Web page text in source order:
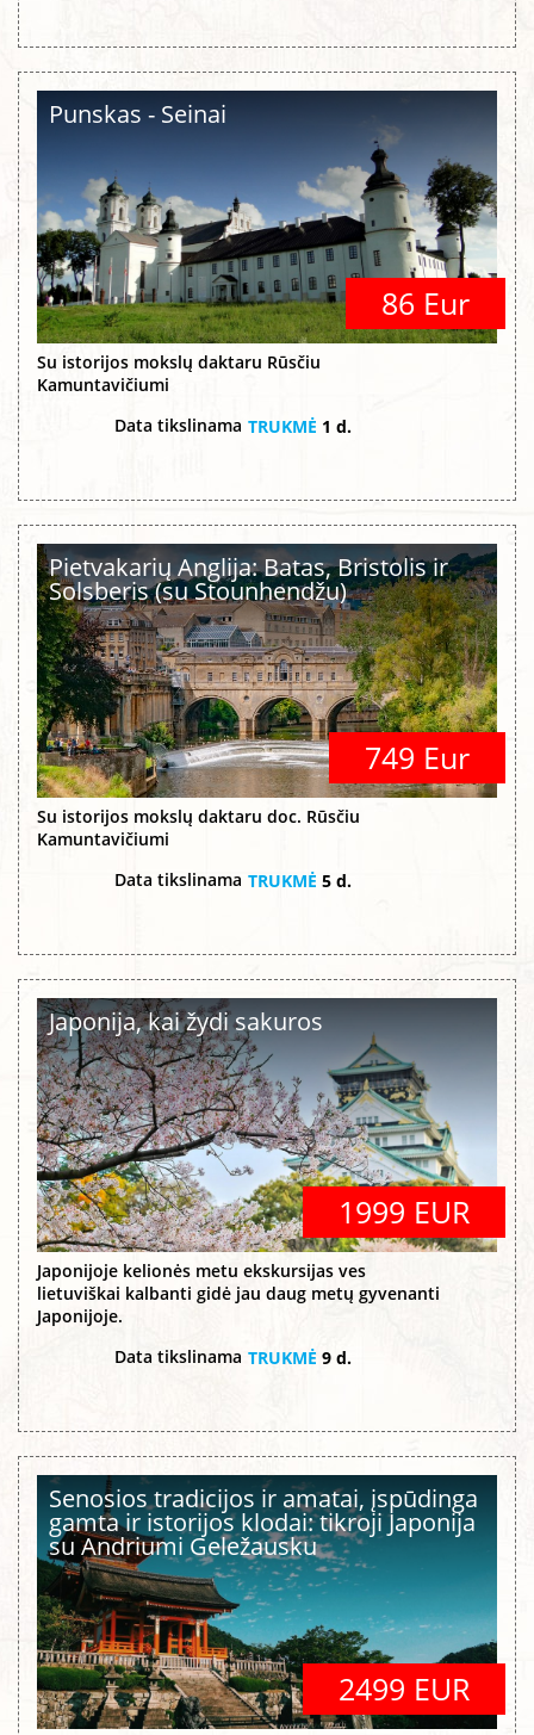
Punskas - Seinai
86 Eur
Su istorijos mokslų daktaru Rūsčiu
Kamuntavičiumi
Data tikslinama TRUKMĖ 1 d.
Pietvakarių Anglija: Batas, Bristolis ir
Solsberis (su Stounhendžu)
749 Eur
Su istorijos mokslų daktaru doc. Rūsčiu
Kamuntavičiumi
Data tikslinama TRUKMĖ 5 d.
Japonija, kai žydi sakuros
1999 EUR
Japonijoje kelionės metu ekskursijas ves
lietuviškai kalbanti gidė jau daug metų gyvenanti
Japonijoje.
Data tikslinama TRUKMĖ 9 d.
Senosios tradicijos ir amatai, įspūdinga
gamta ir istorijos klodai: tikroji Japonija
su Andriumi Geležausku
2499 EUR